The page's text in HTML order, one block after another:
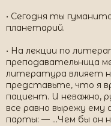
• Сегодня ты
планетарий.
• На лекции по
преподавательница
литература влияет
представьте, что я
пациент. И неважно,
все равно вырежу ему
парты: — ...Чем бы он